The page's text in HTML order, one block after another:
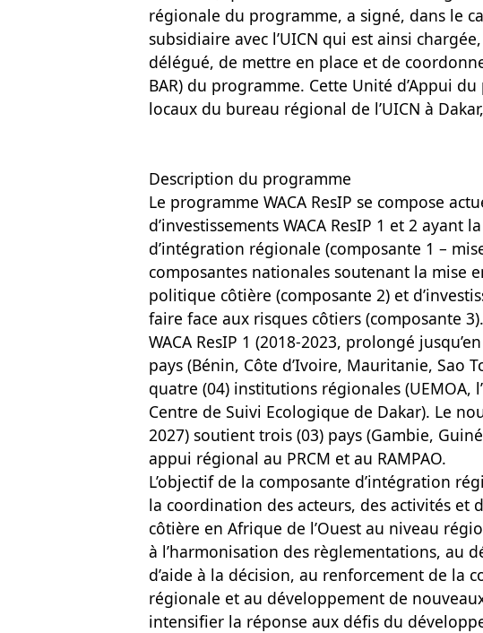
régionale du programme, a signé, dans le
subsidiaire avec l’UICN qui est ainsi
délégué, de mettre en place et de
BAR) du programme. Cette Unité d’Appui
locaux du bureau régional de l’UICN à
Description du programme
Le programme WACA ResIP se compose
d’investissements WACA ResIP 1 et 2
d’intégration régionale (composante 1 –
composantes nationales soutenant la mise
politique côtière (composante 2) et
faire face aux risques côtiers (composante
WACA ResIP 1 (2018-2023, prolongé
pays (Bénin, Côte d’Ivoire, Mauritanie, Sao
quatre (04) institutions régionales (UEMOA,
Centre de Suivi Ecologique de Dakar). Le
2027) soutient trois (03) pays (Gambie,
appui régional au PRCM et au RAMPAO.
L’objectif de la composante d’intégration
la coordination des acteurs, des activités et
côtière en Afrique de l’Ouest au niveau
à l’harmonisation des règlementations, au
d’aide à la décision, au renforcement de la
régionale et au développement de
intensifier la réponse aux défis du